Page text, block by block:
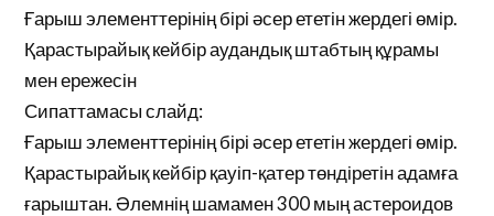
Ғарыш элементтерінің бірі әсер ететін жердегі өмір.
Қарастырайық кейбір аудандық штабтың құрамы
мен ережесін
Сипаттамасы слайд:
Ғарыш элементтерінің бірі әсер ететін жердегі өмір.
Қарастырайық кейбір қауіп-қатер төндіретін адамға
ғарыштан. Әлемнің шамамен 300 мың астероидов